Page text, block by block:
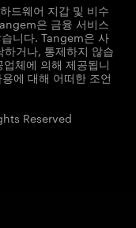
드웨어 지갑 및 비수
은 금융 서비스
니다. Tangem은 사
거나, 통제하지 않습
체에 의해 제공됩니
에 대해 어떠한 조언